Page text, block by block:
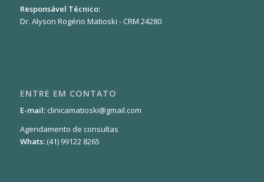
Responsável Técnico:
Dr. Alyson Rogério Matioski - CRM 24280
ENTRE EM CONTATO
E-mail: clinicamatioski@gmail.com
Agendamento de consultas
Whats:(41) 99122 8265